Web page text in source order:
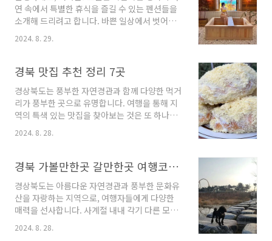
항시 남구 장기면 동해안로3936번길 25-6펜
션 경상북도 포항시에 위치한 데이토나 풀빌라
는 현대적이고 아늑한 분위기를 제공하는 숙소입
최적의 장소입니다.데이토나 풀빌라에서는 다양
한 스위트룸 옵..
연 속에서 특별한 휴식을 즐길 수 있는 펜션들을
소개해 드리려고 합니다. 바쁜 일상에서 벗어나
여유로운 시간을 보내고 싶은 분들께 최적의 장
소가 될 경북의 숨은 보석 같은 펜션들! 각기 다른
보시길 바랍니다. 그럼, 경북의 멋진 펜션들을 함
풀빌라 경주 안내주소 : 경북 경주시 감포읍 감포
로 329-37펜션 경북 경주, 감포읍에 위치한 당
근료칸 풀빌라는 고객에게 최고의 서비스를 제공
하는 공간으로 알려져 있습니다. 아름다운 동해
근료칸 풀빌라는 다양한 객실 타입으로 구성되어
있으며..
2024. 8. 29.
경북 맛집 추천 정리 7곳
경상북도는 풍부한 자연경관과 함께 다양한 먹거
리가 풍부한 곳으로 유명합니다. 여행을 통해 지
역의 특색 있는 맛집을 찾아보는 것은 또 하나의
큰 즐거움이죠. 이번에는 경북에서 꼭 방문해야
할 맛집들을 소개해 드리려고 합니다. 각기 다른
위기와 친절한 서비스까지 더해져 특별한 경험을
선사할 것입니다. 그럼, 경북의 입맛을 사로잡고
있는 맛집들을 함께 살펴볼까요?경북 맛집 7곳
소개 1. 두낫디스터브 경주 소개주소 : 경북 경주
시 첨성로 71-1 두낫디스터브 경주카페,디저
트 경북 경주에 위치한 '두낫디스터브'는 친환경
2024. 8. 28.
경북 가볼만한곳 갈만한곳 여행코스 훌륭해요
경상북도는 아름다운 자연경관과 풍부한 문화유
산을 자랑하는 지역으로, 여행자들에게 다양한
매력을 선사합니다. 사계절 내내 각기 다른 모습
대적인 관광명소까지, 어느 하나 놓칠 수 없는 장
2024. 8. 28.